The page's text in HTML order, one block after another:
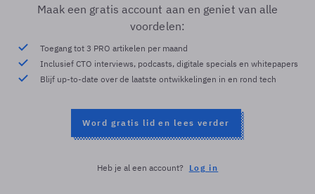
Maak een gratis account aan en geniet van alle
voordelen:
Toegang tot 3 PRO artikelen per maand
Inclusief CTO interviews, podcasts, digitale specials en whitepapers
Blijf up-to-date over de laatste ontwikkelingen in en rond tech
Word gratis lid en lees verder
Heb je al een account? Log in